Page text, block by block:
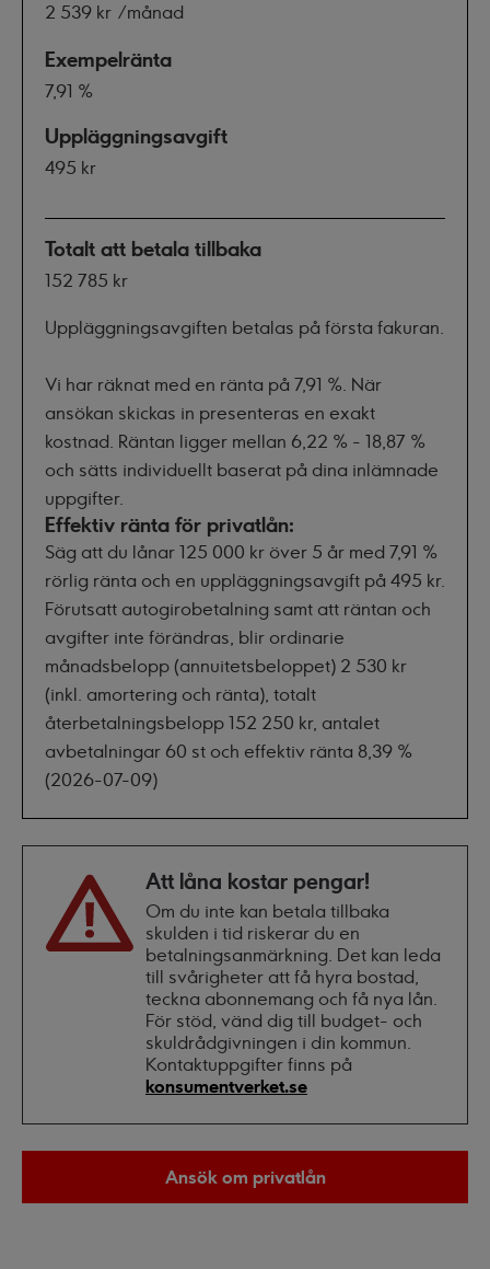
2 539 kr /månad
Exempelränta
7,91 %
Uppläggningsavgift
495 kr
Totalt att betala tillbaka
152 785 kr
Uppläggningsavgiften betalas på första fakuran.
Vi har räknat med en ränta på 7,91 %. När
ansökan skickas in presenteras en exakt
kostnad. Räntan ligger mellan 6,22 % - 18,87 %
och sätts individuellt baserat på dina inlämnade
uppgifter.
Effektiv ränta för privatlån:
Säg att du lånar 125 000 kr över 5 år med 7,91 %
rörlig ränta och en uppläggningsavgift på 495 kr.
Förutsatt autogirobetalning samt att räntan och
avgifter inte förändras, blir ordinarie
månadsbelopp (annuitetsbeloppet) 2 530 kr
(inkl. amortering och ränta), totalt
återbetalningsbelopp 152 250 kr, antalet
avbetalningar 60 st och effektiv ränta 8,39 %
(2026-07-09)
Att låna kostar pengar!
Om du inte kan betala tillbaka
skulden i tid riskerar du en
betalningsanmärkning. Det kan leda
till svårigheter att få hyra bostad,
teckna abonnemang och få nya lån.
För stöd, vänd dig till budget- och
skuldrådgivningen i din kommun.
Kontaktuppgifter finns på
konsumentverket.se
Ansök om privatlån